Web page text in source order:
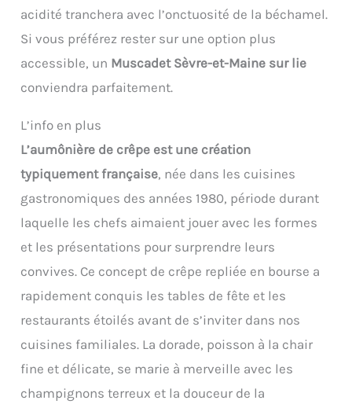
acidité tranchera avec l’onctuosité de la béchamel.
Si vous préférez rester sur une option plus
accessible, un Muscadet Sèvre-et-Maine sur lie
conviendra parfaitement.
L’info en plus
L’aumônière de crêpe est une création
typiquement française, née dans les cuisines
gastronomiques des années 1980, période durant
laquelle les chefs aimaient jouer avec les formes
et les présentations pour surprendre leurs
convives. Ce concept de crêpe repliée en bourse a
rapidement conquis les tables de fête et les
restaurants étoilés avant de s’inviter dans nos
cuisines familiales. La dorade, poisson à la chair
fine et délicate, se marie à merveille avec les
champignons terreux et la douceur de la